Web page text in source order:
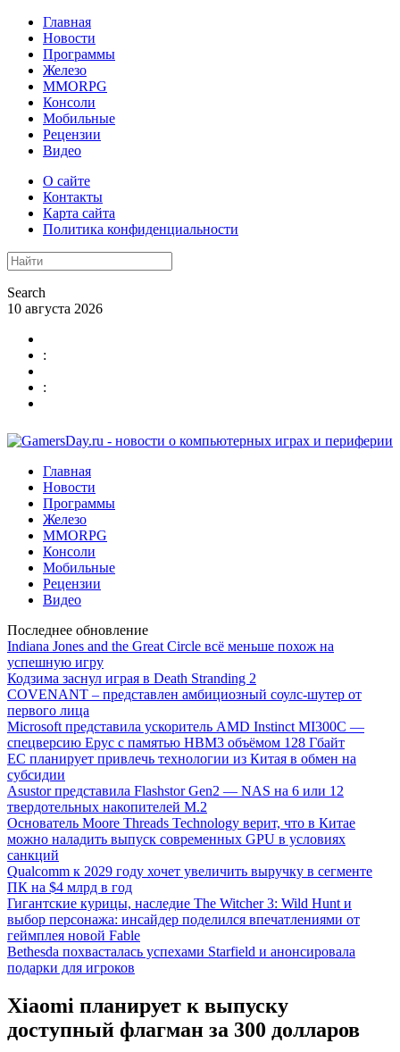
Главная
Новости
Программы
Железо
MMORPG
Консоли
Мобильные
Рецензии
Видео
О сайте
Контакты
Карта сайта
Политика конфиденциальности
Search
10 августа 2026
:
:
Главная
Новости
Программы
Железо
MMORPG
Консоли
Мобильные
Рецензии
Видео
Последнее обновление
Indiana Jones and the Great Circle всё меньше похож на
успешную игру
Кодзима заснул играя в Death Stranding 2
COVENANT – представлен амбициозный соулс-шутер от
первого лица
Microsoft представила ускоритель AMD Instinct MI300C —
спецверсию Epyc с памятью HBM3 объёмом 128 Гбайт
ЕС планирует привлечь технологии из Китая в обмен на
субсидии
Asustor представила Flashstor Gen2 — NAS на 6 или 12
твердотельных накопителей M.2
Основатель Moore Threads Technology верит, что в Китае
можно наладить выпуск современных GPU в условиях
санкций
Qualcomm к 2029 году хочет увеличить выручку в сегменте
ПК на $4 млрд в год
Гигантские курицы, наследие The Witcher 3: Wild Hunt и
выбор персонажа: инсайдер поделился впечатлениями от
геймплея новой Fable
Bethesda похвасталась успехами Starfield и анонсировала
подарки для игроков
Xiaomi планирует к выпуску
доступный флагман за 300 долларов